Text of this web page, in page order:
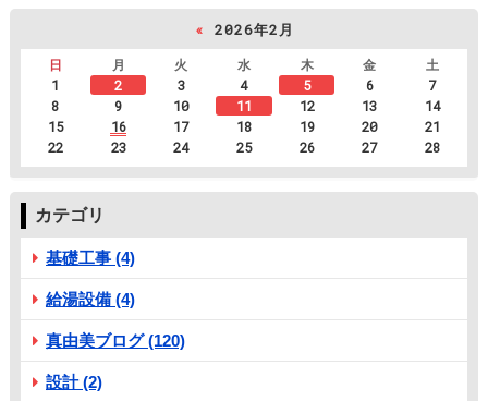
« 2026年2月
日
月 火 水 木 金
土
1
2 3 4 5 6
7
8
9 10 11 12 13
14
15
16 17 18 19 20
21
22
23 24 25 26 27 28
カテゴリ
基礎工事 (4)
給湯設備 (4)
真由美ブログ (120)
設計 (2)